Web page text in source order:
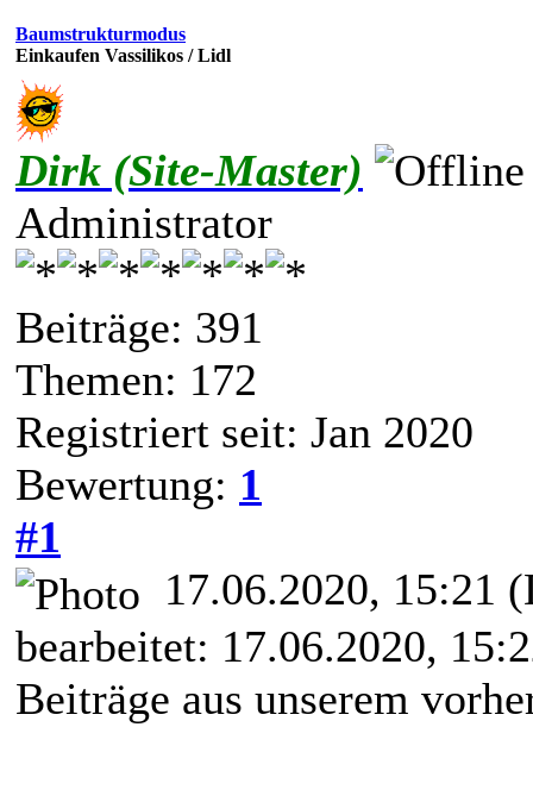
Baumstrukturmodus
Einkaufen Vassilikos / Lidl
Dirk (Site-Master)
Administrator
Beiträge: 391
Themen: 172
Registriert seit: Jan 2020
Bewertung: 1
#1
17.06.2020, 15:21
bearbeitet: 17.06.2020,
Beiträge aus unserem